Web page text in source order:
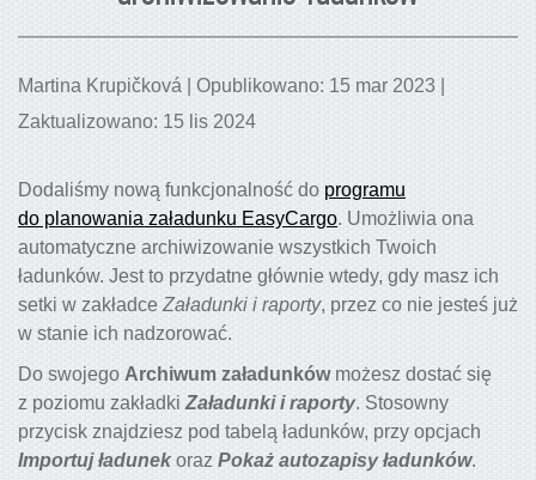
Martina Krupičková | Opublikowano: 15 mar 2023 |
Zaktualizowano: 15 lis 2024
Dodaliśmy nową funkcjonalność do programu
do planowania załadunku EasyCargo. Umożliwia ona
automatyczne archiwizowanie wszystkich Twoich
ładunków. Jest to przydatne głównie wtedy, gdy masz ich
setki w zakładce Załadunki i raporty, przez co nie jesteś już
w stanie ich nadzorować.
Do swojego Archiwum załadunkówmożesz dostać się
z poziomu zakładki Załadunki i raporty. Stosowny
przycisk znajdziesz pod tabelą ładunków, przy opcjach
Importuj ładunekoraz Pokaż autozapisy ładunków.